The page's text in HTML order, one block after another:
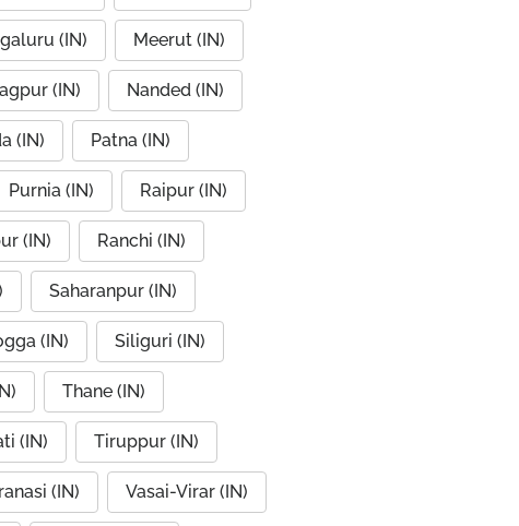
(IN) Meerut (IN)
(IN) Nanded (IN)
(IN) Patna (IN)
Purnia (IN) Raipur (IN)
(IN) Ranchi (IN)
Saharanpur (IN)
(IN) Siliguri (IN)
Thane (IN)
(IN) Tiruppur (IN)
(IN) Vasai-Virar (IN)